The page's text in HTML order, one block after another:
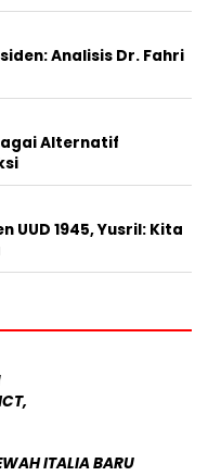
Analisis Dr. Fahri
Alternatif
UUD 1945, Yusril: Kita
ITALIA BARU